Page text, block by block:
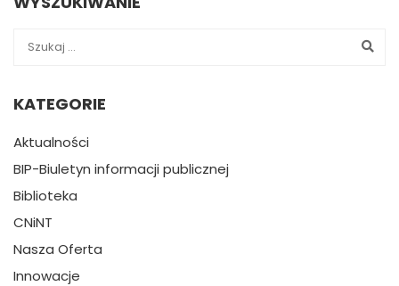
KATEGORIE
Aktualności
BIP-Biuletyn informacji publicznej
Biblioteka
CNiNT
Nasza Oferta
Innowacje